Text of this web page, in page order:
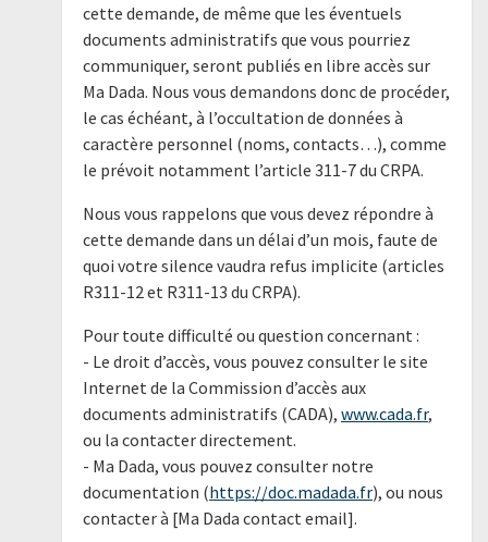
cette demande, de même que les éventuels
documents administratifs que vous pourriez
communiquer, seront publiés en libre accès sur
Ma Dada. Nous vous demandons donc de procéder,
le cas échéant, à l’occultation de données à
caractère personnel (noms, contacts…), comme
le prévoit notamment l’article 311-7 du CRPA.
Nous vous rappelons que vous devez répondre à
cette demande dans un délai d’un mois, faute de
quoi votre silence vaudra refus implicite (articles
R311-12 et R311-13 du CRPA).
Pour toute difficulté ou question concernant :
- Le droit d’accès, vous pouvez consulter le site
Internet de la Commission d’accès aux
documents administratifs (CADA), www.cada.fr,
ou la contacter directement.
- Ma Dada, vous pouvez consulter notre
documentation (https://doc.madada.fr), ou nous
contacter à [Ma Dada contact email].